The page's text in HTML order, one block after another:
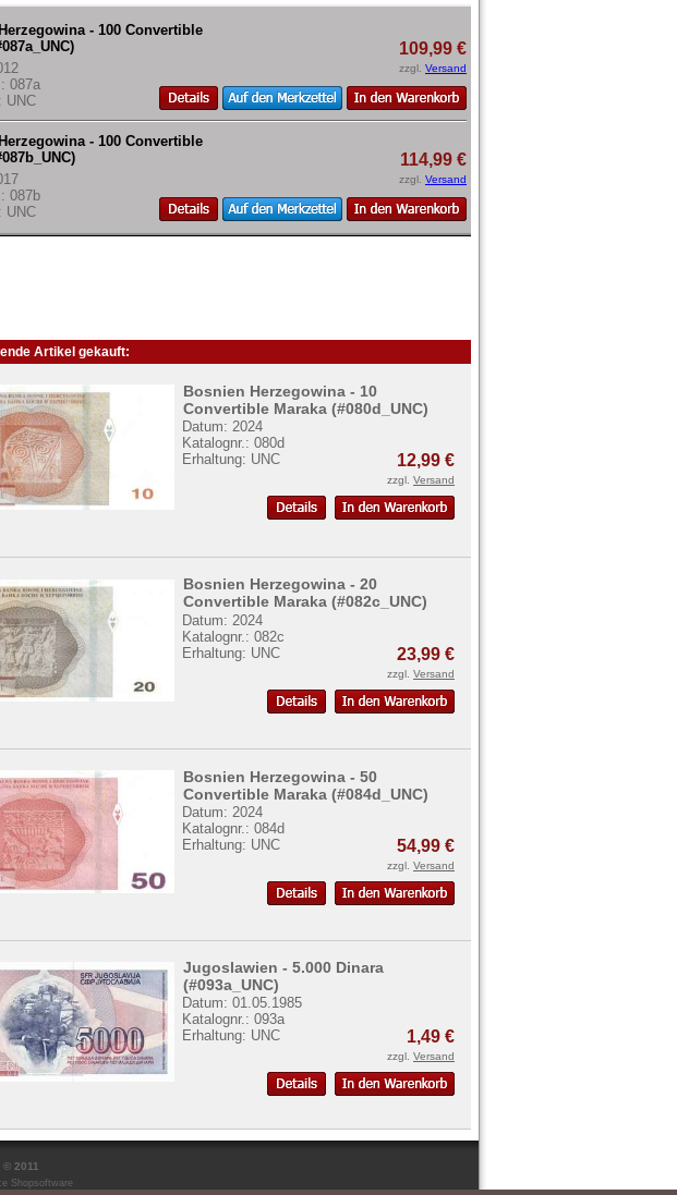
- 100 Convertible
087a
UNC
109,99 €
zzgl. Versand
- 100 Convertible
087b
UNC
114,99 €
zzgl. Versand
Artikel gekauft:
Bosnien Herzegowina - 10
Convertible Maraka (#080d_UNC)
Datum: 2024
Katalognr.: 080d
Erhaltung: UNC
12,99 €
zzgl. Versand
Bosnien Herzegowina - 20
Convertible Maraka (#082c_UNC)
Datum: 2024
Katalognr.: 082c
Erhaltung: UNC
23,99 €
zzgl. Versand
Bosnien Herzegowina - 50
Convertible Maraka (#084d_UNC)
Datum: 2024
Katalognr.: 084d
Erhaltung: UNC
54,99 €
zzgl. Versand
Jugoslawien - 5.000 Dinara
(#093a_UNC)
Datum: 01.05.1985
Katalognr.: 093a
Erhaltung: UNC
1,49 €
zzgl. Versand
2011
Shopsoftware